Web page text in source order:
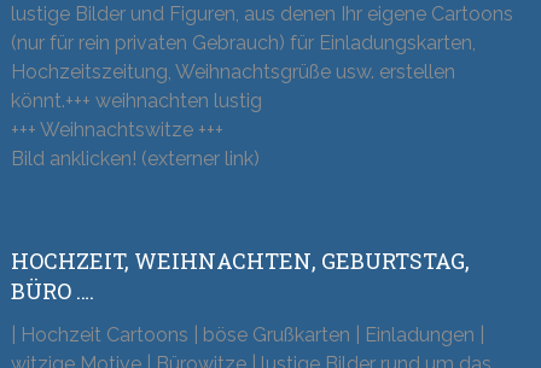
lustige Bilder und Figuren, aus denen Ihr eigene Cartoons
(nur für rein privaten Gebrauch) für Einladungskarten,
Hochzeitszeitung, Weihnachtsgrüße usw. erstellen
könnt.+++ weihnachten lustig
+++ Weihnachtswitze +++
Bild anklicken! (externer link)
HOCHZEIT, WEIHNACHTEN, GEBURTSTAG,
BÜRO ….
| Hochzeit Cartoons | böse Grußkarten | Einladungen |
witzige Motive | Bürowitze | lustige Bilder rund um das